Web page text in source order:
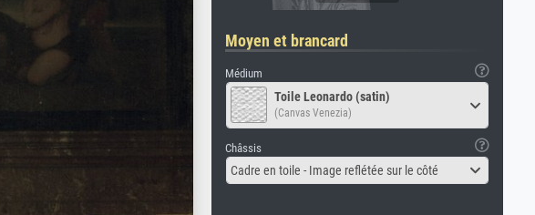
Moyen et brancard
Médium
Toile Leonardo (satin)
(Canvas Venezia)
Châssis
Cadre en toile - Image reflétée sur le côté